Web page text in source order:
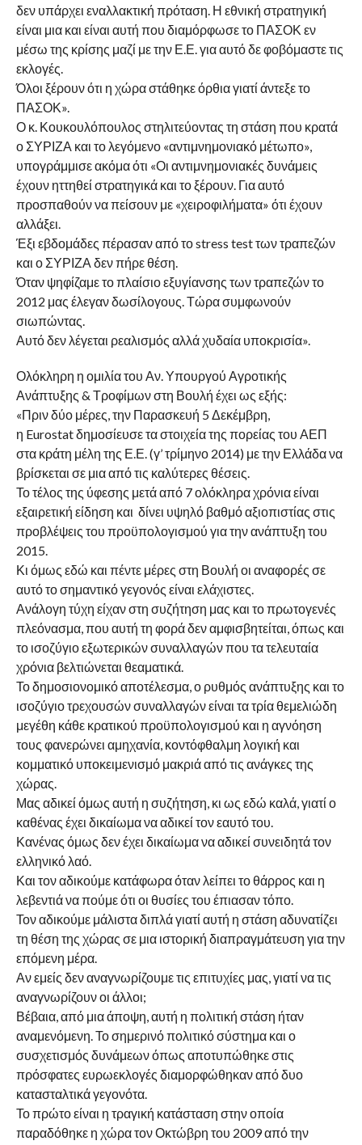
δεν υπάρχει εναλλακτική πρόταση. Η εθνική στρατηγική
είναι μια και είναι αυτή που διαμόρφωσε το ΠΑΣΟΚ εν
μέσω της κρίσης μαζί με την Ε.Ε. για αυτό δε φοβόμαστε τις
εκλογές.
Όλοι ξέρουν ότι η χώρα στάθηκε όρθια γιατί άντεξε το
ΠΑΣΟΚ».
Ο κ. Κουκουλόπουλος στηλιτεύοντας τη στάση που κρατά
ο ΣΥΡΙΖΑ και το λεγόμενο «αντιμνημονιακό μέτωπο»,
υπογράμμισε ακόμα ότι «Οι αντιμνημονιακές δυνάμεις
έχουν ηττηθεί στρατηγικά και το ξέρουν. Για αυτό
προσπαθούν να πείσουν με «χειροφιλήματα» ότι έχουν
αλλάξει.
Έξι εβδομάδες πέρασαν από το stress test των τραπεζών
και ο ΣΥΡΙΖΑ δεν πήρε θέση.
Όταν ψηφίζαμε το πλαίσιο εξυγίανσης των τραπεζών το
2012 μας έλεγαν δωσίλογους. Τώρα συμφωνούν
σιωπώντας.
Αυτό δεν λέγεται ρεαλισμός αλλά χυδαία υποκρισία».
Ολόκληρη η ομιλία του Αν. Υπουργού Αγροτικής
Ανάπτυξης & Τροφίμων στη Βουλή έχει ως εξής:
«Πριν δύο μέρες, την Παρασκευή 5 Δεκέμβρη,
η Eurostat δημοσίευσε τα στοιχεία της πορείας του ΑΕΠ
στα κράτη μέλη της Ε.Ε. (γ’ τρίμηνο 2014) με την Ελλάδα να
βρίσκεται σε μια από τις καλύτερες θέσεις.
Το τέλος της ύφεσης μετά από 7 ολόκληρα χρόνια είναι
εξαιρετική είδηση και δίνει υψηλό βαθμό αξιοπιστίας στις
προβλέψεις του προϋπολογισμού για την ανάπτυξη του
2015.
Κι όμως εδώ και πέντε μέρες στη Βουλή οι αναφορές σε
αυτό το σημαντικό γεγονός είναι ελάχιστες.
Ανάλογη τύχη είχαν στη συζήτηση μας και το πρωτογενές
πλεόνασμα, που αυτή τη φορά δεν αμφισβητείται, όπως και
το ισοζύγιο εξωτερικών συναλλαγών που τα τελευταία
χρόνια βελτιώνεται θεαματικά.
Το δημοσιονομικό αποτέλεσμα, ο ρυθμός ανάπτυξης και το
ισοζύγιο τρεχουσών συναλλαγών είναι τα τρία θεμελιώδη
μεγέθη κάθε κρατικού προϋπολογισμού και η αγνόηση
τους φανερώνει αμηχανία, κοντόφθαλμη λογική και
κομματικό υποκειμενισμό μακριά από τις ανάγκες της
χώρας.
Μας αδικεί όμως αυτή η συζήτηση, κι ως εδώ καλά, γιατί ο
καθένας έχει δικαίωμα να αδικεί τον εαυτό του.
Κανένας όμως δεν έχει δικαίωμα να αδικεί συνειδητά τον
ελληνικό λαό.
Και τον αδικούμε κατάφωρα όταν λείπει το θάρρος και η
λεβεντιά να πούμε ότι οι θυσίες του έπιασαν τόπο.
Τον αδικούμε μάλιστα διπλά γιατί αυτή η στάση αδυνατίζει
τη θέση της χώρας σε μια ιστορική διαπραγμάτευση για την
επόμενη μέρα.
Αν εμείς δεν αναγνωρίζουμε τις επιτυχίες μας, γιατί να τις
αναγνωρίζουν οι άλλοι;
Βέβαια, από μια άποψη, αυτή η πολιτική στάση ήταν
αναμενόμενη. Το σημερινό πολιτικό σύστημα και ο
συσχετισμός δυνάμεων όπως αποτυπώθηκε στις
πρόσφατες ευρωεκλογές διαμορφώθηκαν από δυο
κατασταλτικά γεγονότα.
Το πρώτο είναι η τραγική κατάσταση στην οποία
παραδόθηκε η χώρα τον Οκτώβρη του 2009 από την